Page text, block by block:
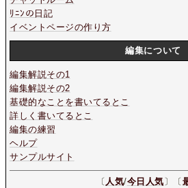
ﾘﾆﾝの日記
イベントページの作り方
編集について
編集解説その1
編集解説その2
基礎的なことを書いてるとこ
詳しく書いてるとこ
編集の練習
ヘルプ
サンプルサイト
〔 人気/今日人気 〕〔